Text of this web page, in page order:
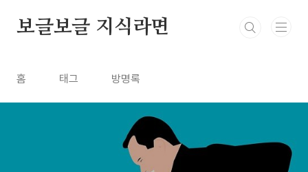
보글보글 지식라면
홈 태그 방명록